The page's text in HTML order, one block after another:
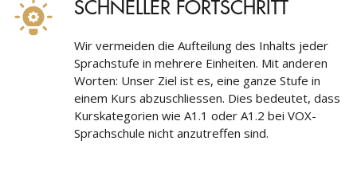
SCHNELLER FORTSCHRITT
Wir vermeiden die Aufteilung des Inhalts jeder
Sprachstufe in mehrere Einheiten. Mit anderen
Worten: Unser Ziel ist es, eine ganze Stufe in
einem Kurs abzuschliessen. Dies bedeutet, dass
Kurskategorien wie A1.1 oder A1.2 bei VOX-
Sprachschule nicht anzutreffen sind.